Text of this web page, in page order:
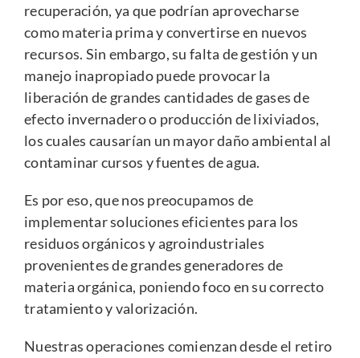
recuperación, ya que podrían aprovecharse
como materia prima y convertirse en nuevos
recursos. Sin embargo, su falta de gestión y un
manejo inapropiado puede provocar la
liberación de grandes cantidades de gases de
efecto invernadero o producción de lixiviados,
los cuales causarían un mayor daño ambiental al
contaminar cursos y fuentes de agua.
Es por eso, que nos preocupamos de
implementar soluciones eficientes para los
residuos orgánicos y agroindustriales
provenientes de grandes generadores de
materia orgánica, poniendo foco en su correcto
tratamiento y valorización.
Nuestras operaciones comienzan desde el retiro